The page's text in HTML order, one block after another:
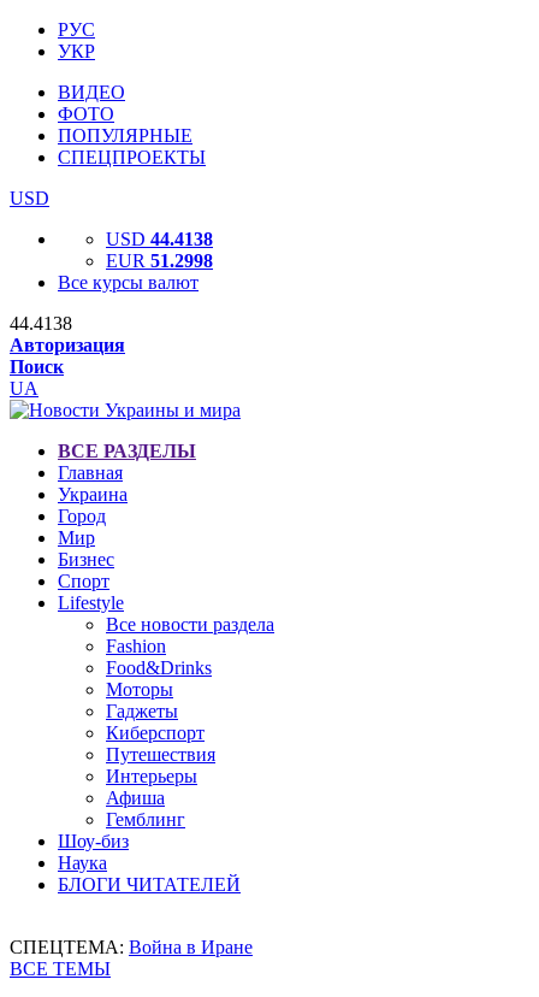
РУС
УКР
ВИДЕО
ФОТО
ПОПУЛЯРНЫЕ
СПЕЦПРОЕКТЫ
USD
USD 44.4138
EUR 51.2998
Все курсы валют
44.4138
Авторизация
Поиск
UA
ВСЕ РАЗДЕЛЫ
Главная
Украина
Город
Мир
Бизнес
Спорт
Lifestyle
Все новости раздела
Fashion
Food&Drinks
Моторы
Гаджеты
Киберспорт
Путешествия
Интерьеры
Афиша
Гемблинг
Шоу-биз
Наука
БЛОГИ ЧИТАТЕЛЕЙ
СПЕЦТЕМА: Война в Иране
ВСЕ ТЕМЫ